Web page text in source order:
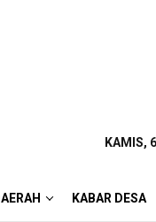
KAMIS,
KABAR DESA